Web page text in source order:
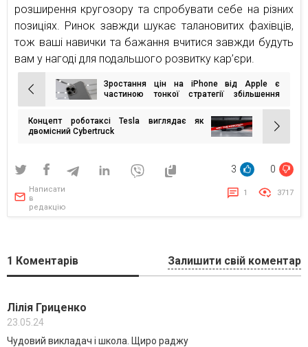
розширення кругозору та спробувати себе на різних
позиціях. Ринок завжди шукає талановитих фахівців,
тож ваші навички та бажання вчитися завжди будуть
вам у нагоді для подальшого розвитку кар’єри.
Навігація
записів
Зростання цін на iPhone від Apple є
частиною тонкої стратегії збільшення
Концепт роботаксі Tesla виглядає як
двомісний Cybertruck
3 0
Написати
в
редакцію
1 3717
1 Коментарів Залишити свій коментар
Лілія Гриценко
23.05.24
Чудовий викладач і школа. Щиро раджу